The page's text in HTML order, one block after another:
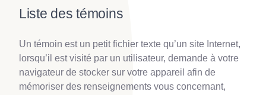
Liste des témoins
Un témoin est un petit fichier texte qu’un site Internet,
lorsqu’il est visité par un utilisateur, demande à votre
navigateur de stocker sur votre appareil afin de
mémoriser des renseignements vous concernant,